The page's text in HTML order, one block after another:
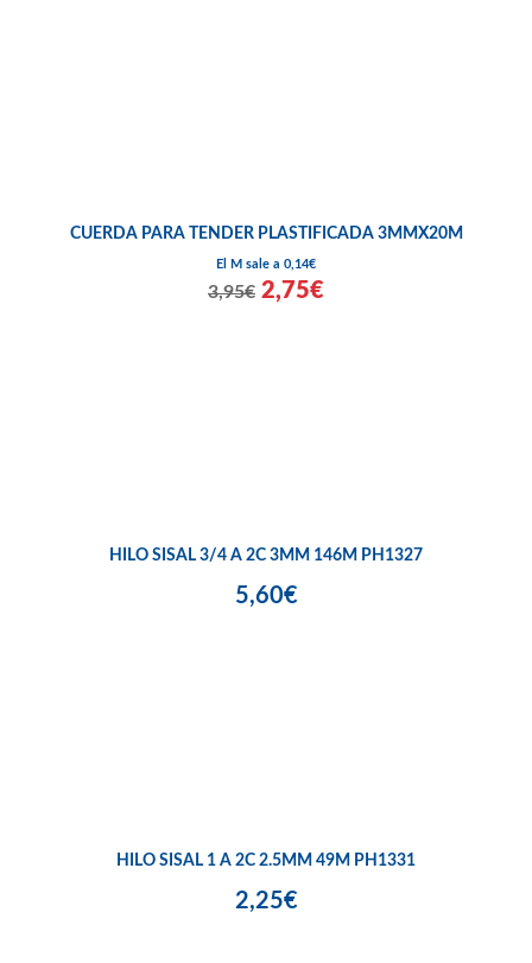
CUERDA PARA TENDER PLASTIFICADA 3MMX20M
El M sale a 0,14€
3,95€ 2,75€
HILO SISAL 3/4 A 2C 3MM 146M PH1327
5,60€
HILO SISAL 1 A 2C 2.5MM 49M PH1331
2,25€